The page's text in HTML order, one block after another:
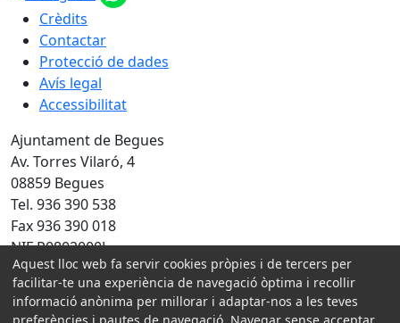
Crèdits
Contactar
Protecció de dades
Avís legal
Accessibilitat
Ajuntament de Begues
Av. Torres Vilaró, 4
08859 Begues
Tel. 936 390 538
Fax 936 390 018
NIF P0802000J
Amb la col·laboració de:
Aquest lloc web fa servir cookies pròpies i de tercers per
facilitar-te una experiència de navegació òptima i recollir
informació anònima per millorar i adaptar-nos a les teves